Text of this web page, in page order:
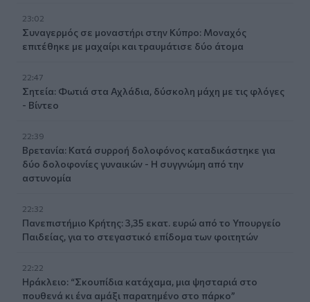
23:02
Συναγερμός σε μοναστήρι στην Κύπρο: Μοναχός
επιτέθηκε με μαχαίρι και τραυμάτισε δύο άτομα
22:47
Σητεία: Φωτιά στα Αχλάδια, δύσκολη μάχη με τις φλόγες
- Βίντεο
22:39
Βρετανία: Κατά συρροή δολοφόνος καταδικάστηκε για
δύο δολοφονίες γυναικών - Η συγγνώμη από την
αστυνομία
22:32
Πανεπιστήμιο Κρήτης: 3,35 εκατ. ευρώ από το Υπουργείο
Παιδείας, για το στεγαστικό επίδομα των φοιτητών
22:22
Ηράκλειο: “Σκουπίδια κατάχαμα, μια ψησταριά στο
πουθενά κι ένα αμάξι παρατημένο στο πάρκο”